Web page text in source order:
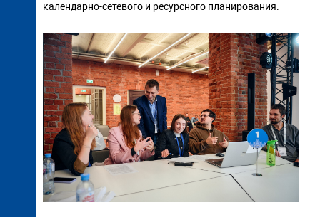
календарно-сетевого и ресурсного планирования.